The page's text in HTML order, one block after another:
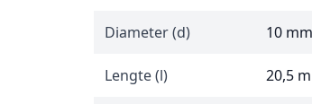
Diameter (d) 10 mm
Lengte (l) 20,5